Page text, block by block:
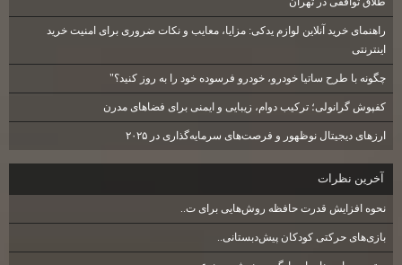
راهنمای خرید آنلاین لوازم یدکی: مزایا، معایب و نکات ضروری برای امنیت خرید
اینترنتی
چگونه با طرح ساتیا خودرو، خودرو فرسوده خود را به روز کنید؟"
کفپوش گرانولی؛ ترکیب دوام، زیبایی و ایمنی برای فضاهای مدرن
ارزهای دیجیتال نوظهور و فرصت‌های سرمایه‌گذاری در ۲۰۲۵
آخرين نظرات
نحوه افزایش قدرت حافظه روش‌هایی برای ت..
بازی‌های حرکتی کودکان پیش‌دبستانی..